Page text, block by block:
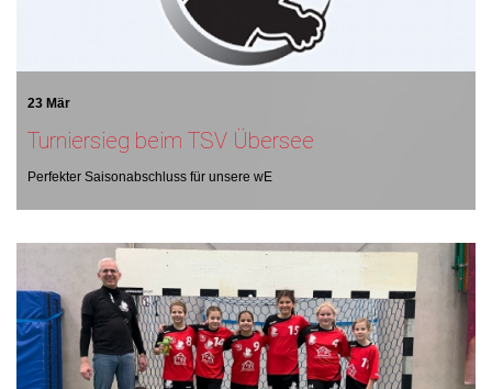
23 Mär
Turniersieg beim TSV Übersee
Perfekter Saisonabschluss für unsere wE